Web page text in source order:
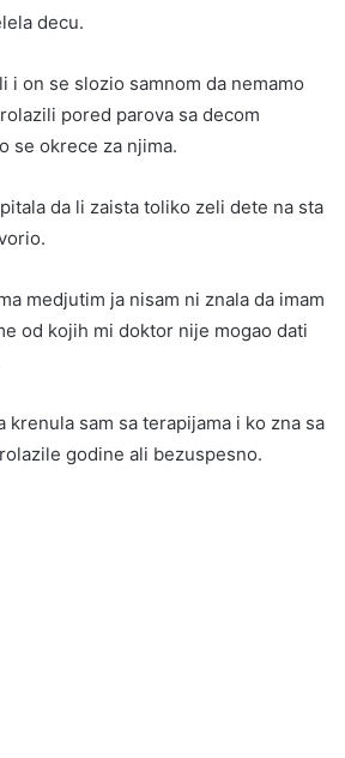
decu.
i on se slozio samnom da nemamo
pored parova sa decom
se okrece za njima.
da li zaista toliko zeli dete na sta
medjutim ja nisam ni znala da imam
od kojih mi doktor nije mogao dati
krenula sam sa terapijama i ko zna sa
godine ali bezuspesno.